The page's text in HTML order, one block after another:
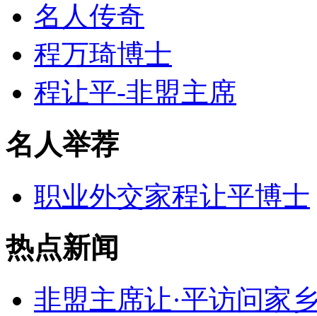
名人传奇
程万琦博士
程让平-非盟主席
名人举荐
职业外交家程让平博士
热点新闻
非盟主席让·平访问家